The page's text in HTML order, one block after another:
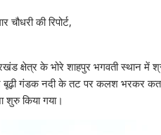
की रिपोर्ट,
क्षेत्र के भोरे शाहपुर भगवती स्थान
बूढ़ी गंडक नदी के तट पर कलश भरकर
शुरु किया गया।